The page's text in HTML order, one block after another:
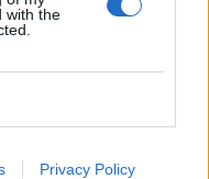
with the
Privacy Policy